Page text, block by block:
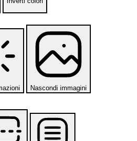
Nascondi immagini